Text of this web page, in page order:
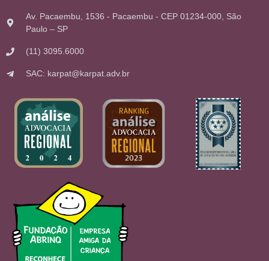
Av. Pacaembu, 1536 - Pacaembu - CEP 01234-000, São
Paulo – SP
(11) 3095.6000
SAC: karpat@karpat.adv.br